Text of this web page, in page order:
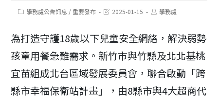
Post學務處公告訊息 / 重要發布
Post2025-01-15
Post學務處
為打造守護18歲以下兒童安全網絡，解決弱勢
孩童用餐急難需求。新竹市與竹縣及北北基桃
宜苗組成北台區域發展委員會，聯合啟動「跨
縣市幸福保衛站計畫」，由8縣市與4大超商代